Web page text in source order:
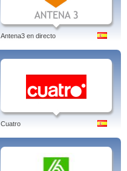
Antena3 en directo
Cuatro